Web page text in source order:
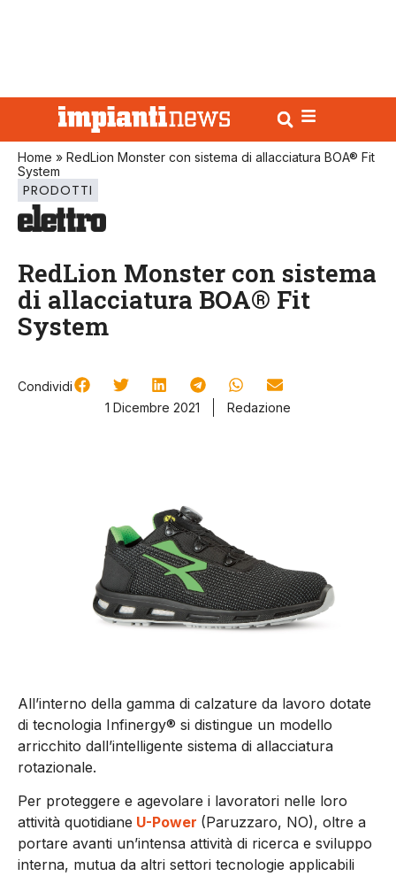
Home » RedLion Monster con sistema di allacciatura BOA® Fit
System
PRODOTTI
RedLion Monster con sistema
di allacciatura BOA® Fit
System
Condividi
1 Dicembre 2021
Redazione
All’interno della gamma di calzature da lavoro dotate
di tecnologia Infinergy® si distingue un modello
arricchito dall’intelligente sistema di allacciatura
rotazionale.
Per proteggere e agevolare i lavoratori nelle loro
attività quotidiane U-Power (Paruzzaro, NO), oltre a
portare avanti un’intensa attività di ricerca e sviluppo
interna, mutua da altri settori tecnologie applicabili